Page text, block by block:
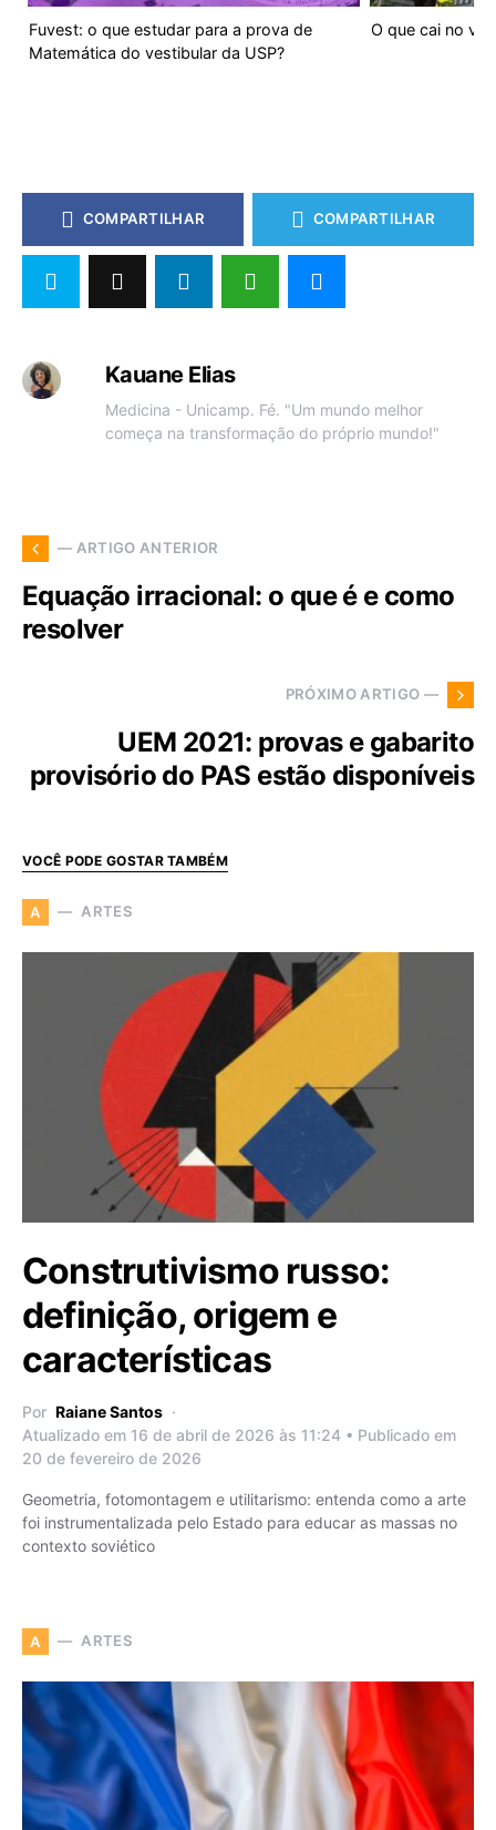
Fuvest: o que estudar para a prova de
Matemática do vestibular da USP?
O que cai no
COMPARTILHAR COMPARTILHAR
Kauane Elias
Medicina - Unicamp. Fé. "Um mundo melhor
começa na transformação do próprio mundo!"
— ARTIGO ANTERIOR
Equação irracional: o que é e como
resolver
PRÓXIMO ARTIGO —
UEM 2021: provas e gabarito
provisório do PAS estão disponíveis
VOCÊ PODE GOSTAR TAMBÉM
A ARTES
Construtivismo russo:
definição, origem e
características
Por Raiane Santos
Atualizado em 16 de abril de 2026 às 11:24 • Publicado em
20 de fevereiro de 2026
Geometria, fotomontagem e utilitarismo: entenda como a arte
foi instrumentalizada pelo Estado para educar as massas no
contexto soviético
A ARTES